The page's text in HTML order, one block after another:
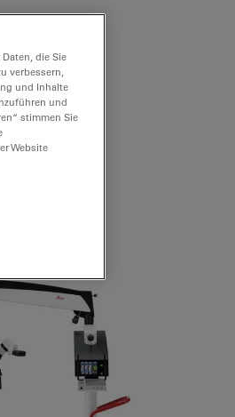
die Sie
verbessern,
und Inhalte
und
stimmen Sie
Website